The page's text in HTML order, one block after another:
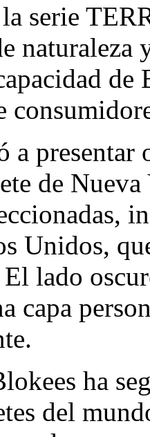
serie
naturaleza
de
presentar
de
Unidos,
lado
capa
ha
del